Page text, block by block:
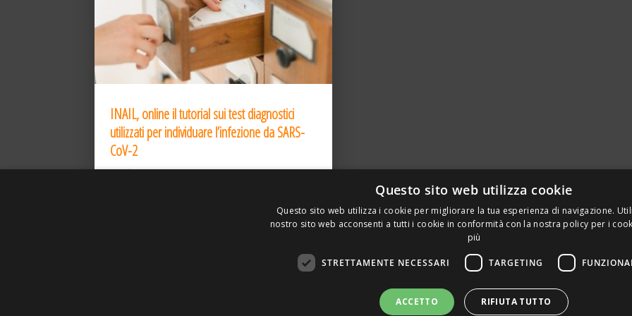
INAIL, online il tutorial sui test diagnostici
utilizzati per individuare l’infezione da SARS-
CoV-2
31 Dic 2020
ASSOCIAZIONE AMBIENTE E LAVORO – VIA PRIVATA DELLA TORRE, 15 – 20127 – MILANO – P. IVA
Questo sito web utilizza cookie
Questo sito web utilizza i cookie per migliorare la tua esperienza di navigazione.
nostro sito web acconsenti a tutti i cookie in conformità con la nostra policy per i
più
STRETTAMENTE NECESSARI TARGETING
ACCETTO RIFIUTA TUTTO